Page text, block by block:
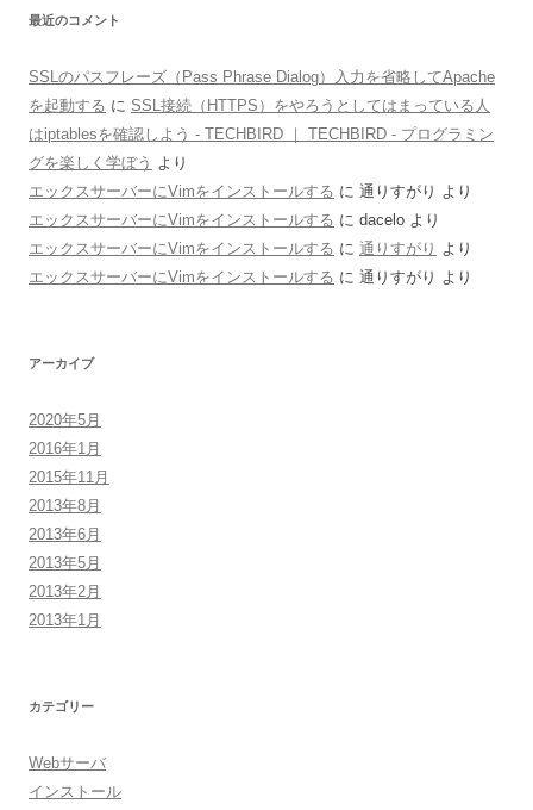
最近のコメント
SSLのパスフレーズ（Pass Phrase Dialog）入力を省略してApache
を起動する に SSL接続（HTTPS）をやろうとしてはまっている人
はiptablesを確認しよう - TECHBIRD ｜ TECHBIRD - プログラミン
グを楽しく学ぼう より
エックスサーバーにVimをインストールする に 通りすがり より
エックスサーバーにVimをインストールする に dacelo より
エックスサーバーにVimをインストールする に 通りすがり より
エックスサーバーにVimをインストールする に 通りすがり より
アーカイブ
2020年5月
2016年1月
2015年11月
2013年8月
2013年6月
2013年5月
2013年2月
2013年1月
カテゴリー
Webサーバ
インストール